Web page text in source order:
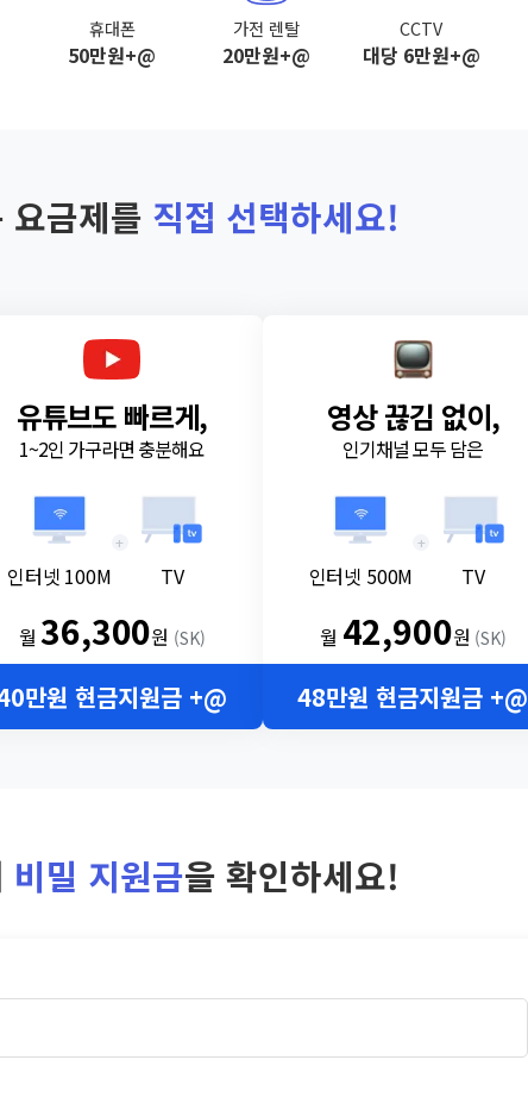
휴대폰
50만원+@
가전 렌탈
20만원+@
CCTV
대당 6만원+@
요금제를 직접 선택하세요!
유튜브도 빠르게,
1~2인 가구라면 충분해요
인터넷 100M
+
TV
월36,300원 (SK)
만원 현금지원금 +@
영상 끊김 없이,
인기채널 모두 담은
인터넷 500M
+
TV
월 42,900원 (SK)
48만원 현금지원금 +@
비밀 지원금을 확인하세요!